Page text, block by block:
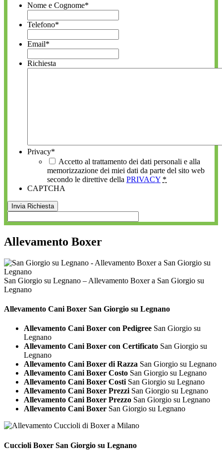
Nome e Cognome*
Telefono*
Email*
Richiesta
Privacy*
Accetto al trattamento dei dati personali e alla
memorizzazione dei miei dati da parte del sito web
secondo le direttive della PRIVACY *
CAPTCHA
Allevamento Boxer
San Giorgio su Legnano – Allevamento Boxer a San Giorgio su
Legnano
Allevamento Cani Boxer San Giorgio su Legnano
Allevamento Cani Boxer con Pedigree San Giorgio su
Legnano
Allevamento Cani Boxer con Certificato San Giorgio su
Legnano
Allevamento Cani Boxer di Razza San Giorgio su Legnano
Allevamento Cani Boxer Costo San Giorgio su Legnano
Allevamento Cani Boxer Costi San Giorgio su Legnano
Allevamento Cani Boxer Prezzi San Giorgio su Legnano
Allevamento Cani Boxer Prezzo San Giorgio su Legnano
Allevamento Cani Boxer San Giorgio su Legnano
Cuccioli Boxer San Giorgio su Legnano